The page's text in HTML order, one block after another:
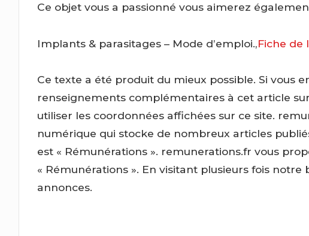
Ce objet vous a passionné vous aimerez
Implants & parasitages – Mode d’emploi.,Fiche de
Ce texte a été produit du mieux possible. Si vous
renseignements complémentaires à cet article
utiliser les coordonnées affichées sur ce site.
numérique qui stocke de nombreux articles
est « Rémunérations ». remunerations.fr vous
« Rémunérations ». En visitant plusieurs fois
annonces.